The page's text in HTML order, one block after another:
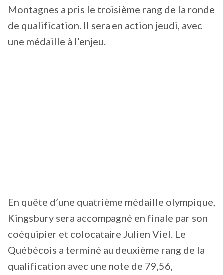
Montagnes a pris le troisième rang de la ronde
de qualification. Il sera en action jeudi, avec
une médaille à l’enjeu.
En quête d’une quatrième médaille olympique,
Kingsbury sera accompagné en finale par son
coéquipier et colocataire Julien Viel. Le
Québécois a terminé au deuxième rang de la
qualification avec une note de 79,56,